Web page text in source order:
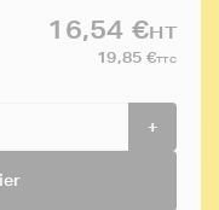
16,54 €HT
19,85 €TTC
+